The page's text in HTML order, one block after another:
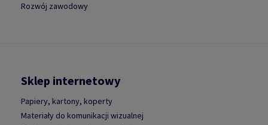
Rozwój zawodowy
Sklep internetowy
Papiery, kartony, koperty
Materiały do komunikacji wizualnej